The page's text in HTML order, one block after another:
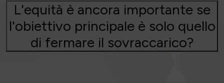
L'equità è ancora importante se
l'obiettivo principale è solo quello
di fermare il sovraccarico?